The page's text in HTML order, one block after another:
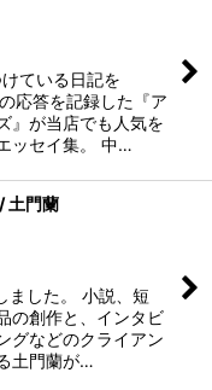
ている日記を
応答を記録した『ア
』が当店でも人気を
ッセイ集。 中…
土門蘭
した。 小説、短
の創作と、インタビ
グなどのクライアン
土門蘭が…